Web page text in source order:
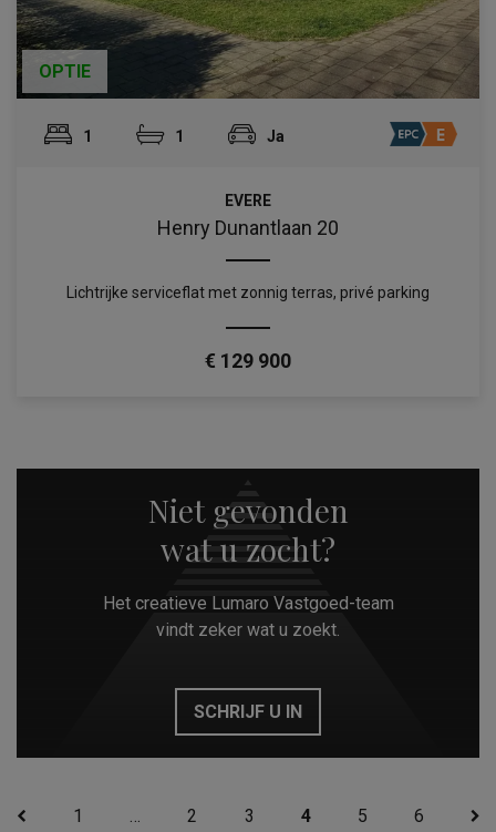
OPTIE
1 1 Ja
EVERE
Henry Dunantlaan 20
Lichtrijke serviceflat met zonnig terras, privé parking
€ 129 900
Niet gevonden
wat u zocht?
Het creatieve Lumaro Vastgoed-team
vindt zeker wat u zoekt.
SCHRIJF U IN
1 2 3 4 5 6